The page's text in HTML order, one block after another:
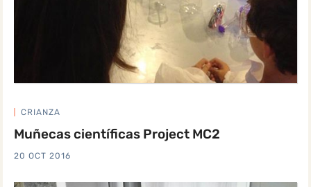
CRIANZA
Muñecas científicas Project MC2
20 OCT 2016